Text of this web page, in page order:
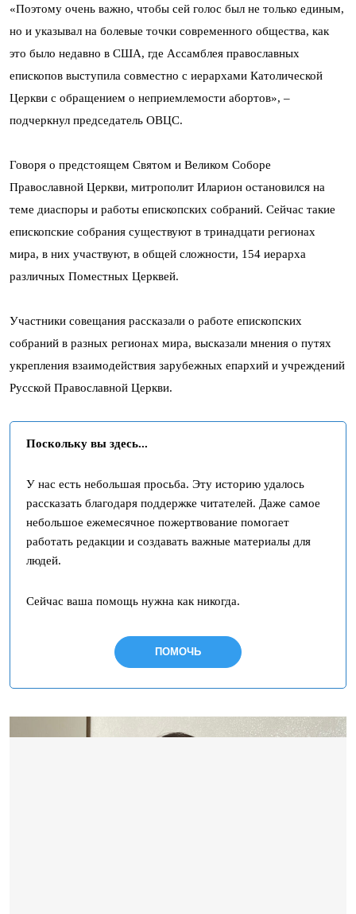
«Поэтому очень важно, чтобы сей голос был не только единым,
но и указывал на болевые точки современного общества, как
это было недавно в США, где Ассамблея православных
епископов выступила совместно с иерархами Католической
Церкви с обращением о неприемлемости абортов», –
подчеркнул председатель ОВЦС.
Говоря о предстоящем Святом и Великом Соборе
Православной Церкви, митрополит Иларион остановился на
теме диаспоры и работы епископских собраний. Сейчас такие
епископские собрания существуют в тринадцати регионах
мира, в них участвуют, в общей сложности, 154 иерарха
различных Поместных Церквей.
Участники совещания рассказали о работе епископских
собраний в разных регионах мира, высказали мнения о путях
укрепления взаимодействия зарубежных епархий и учреждений
Русской Православной Церкви.
Поскольку вы здесь...
У нас есть небольшая просьба. Эту историю удалось
рассказать благодаря поддержке читателей. Даже самое
небольшое ежемесячное пожертвование помогает
работать редакции и создавать важные материалы для
людей.
Сейчас ваша помощь нужна как никогда.
ПОМОЧЬ